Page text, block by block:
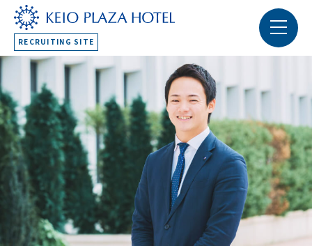
RECRUITING SITE